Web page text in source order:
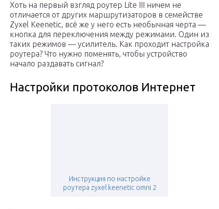
Хоть на первый взгляд роутер Lite III ничем не
отличается от других маршрутизаторов в семействе
Zyxel Keenetic, всё же у него есть необычная черта —
кнопка для переключения между режимами. Один из
таких режимов — усилитель. Как проходит настройка
роутера? Что нужно поменять, чтобы устройство
начало раздавать сигнал?
Настройки протоколов Интернет
Инструкция по настройке
роутера zyxel keenetic omni 2